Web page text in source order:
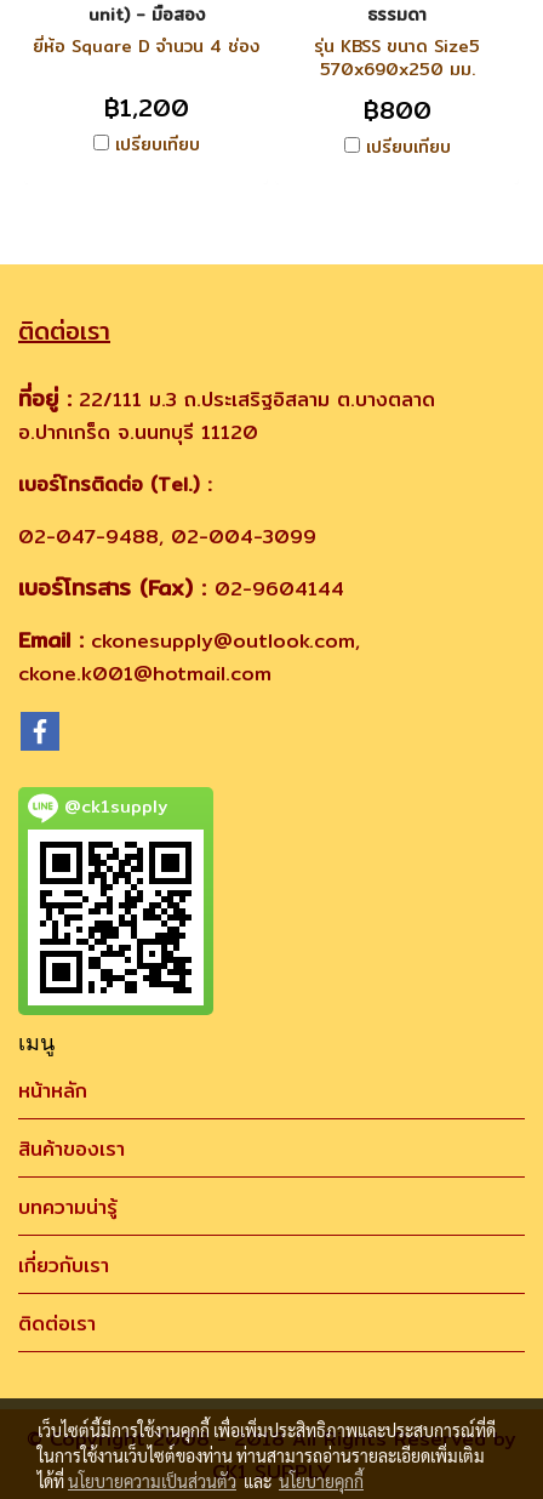
unit) - มือสอง
ยี่ห้อ Square D จำนวน 4 ช่อง
฿1,200
เปรียบเทียบ
ธรรมดา
รุ่น KBSS ขนาด Size5
570x690x250 มม.
฿800
เปรียบเทียบ
ติดต่อเรา
ที่อยู่ : 22/111 ม.3 ถ.ประเสริฐอิสลาม ต.บางตลาด
อ.ปากเกร็ด จ.นนทบุรี 11120
เบอร์โทรติดต่อ (Tel.) :
02-047-9488, 02-004-3099
เบอร์โทรสาร (Fax) : 02-9604144
Email : ckonesupply@outlook.com,
ckone.k001@hotmail.com
@ck1supply
เมนู
หน้าหลัก
สินค้าของเรา
บทความน่ารู้
เกี่ยวกับเรา
ติดต่อเรา
© Copyright 2008 - 2018 All Rights Reserved by
CK1 SUPPLY
เว็บไซต์นี้มีการใช้งานคุกกี้ เพื่อเพิ่มประสิทธิภาพและประสบการณ์ที่ดี
ในการใช้งานเว็บไซต์ของท่าน ท่านสามารถอ่านรายละเอียดเพิ่มเติม
ได้ที่นโยบายความเป็นส่วนตัวและนโยบายคุกกี้